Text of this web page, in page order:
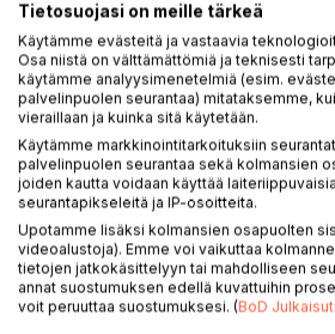
KUVAUS
Hevoshieronta, opas oman hevosen
vaihe vaiheelta kohti omatoimisen
osaamista.
Kirjan tavoitteena on saada hevosten
ihmiset kiinnittämään huomiota
rohkaista tekemään hevoshierontaa
yhteistyössä ammattilaisen kanssa.
Oppaasta löydät kaiken sen
Tietosuojasi on meille tärkeä
Käytämme evästeitä ja vastaavia
Osa niistä on välttämättömiä ja teknisesti
käytämme analyysimenetelmiä (esim.
palvelinpuolen seurantaa) mitataksemme,
vieraillaan ja kuinka sitä käytetään.
Käytämme markkinointitarkoituksiin
palvelinpuolen seurantaa sekä kolmansien
joiden kautta voidaan käyttää
seurantapikseleitä ja IP-osoitteita.
Upotamme lisäksi kolmansien osapuolten
videoalustoja). Emme voi vaikuttaa
tietojen jatkokäsittelyyn tai mahdolliseen
annat suostumuksen edellä kuvattuihin
voit peruuttaa suostumuksesi. (BoD